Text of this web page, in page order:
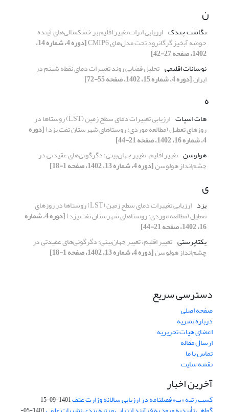
ن
نگاشت چندک ارزیابی اثرات تغییر اقلیم بر خشکسالی‌های آینده
حوضه آبخیز گرگانرود تحت مدل‌های CMIP6 [دوره 4، شماره 14،
1402، صفحه 27-42]
نوسانات اقلیمی تحلیل فضایی روند تغییرات دمای نقطه شبنم در
ایران[دوره 4، شماره 15، 1402، صفحه 55-72]
ه
هات اسپات ارزیابی تغییرات دمای سطح زمین (LST) روستاها در
روزهای تعطیل (مطالعه موردی: روستاهای شهرستان تفت یزد)[دوره
4، شماره 16، 1402، صفحه 21-44]
هولوسن تغییر اقلیم، تغییر جهان‌بینی: دگرگونی‌های عقیدتی در
چشم‌انداز هولوسن[دوره 4، شماره 13، 1402، صفحه 1-18]
ی
یزد ارزیابی تغییرات دمای سطح زمین (LST) روستاها در روزهای
تعطیل (مطالعه موردی: روستاهای شهرستان تفت یزد) [دوره 4، شماره
16، 1402، صفحه 21-44]
یکتاپرستی تغییر اقلیم، تغییر جهان‌بینی: دگرگونی‌های عقیدتی در
چشم‌انداز هولوسن[دوره 4، شماره 13، 1402، صفحه 1-18]
دسترسی سریع
صفحه اصلی
درباره نشریه
اعضای هیات تحریریه
ارسال مقاله
تماس با ما
نقشه سایت
آخرین اخبار
کسب رتبه «ب» فصلنامه در ارزیابی سالانه وزارت عتف1401-09-15